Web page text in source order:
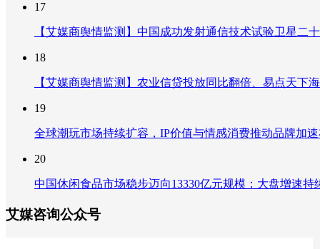
17
【艾媒商舆情监测】中国成功发射通信技术试验卫星
18
【艾媒商舆情监测】农业信贷投放同比翻倍、易点天下
19
全球潮玩市场持续扩容，IP价值与情感消费推动品牌加
20
中国休闲食品市场稳步迈向13330亿元规模：大盘增速
艾媒咨询公众号